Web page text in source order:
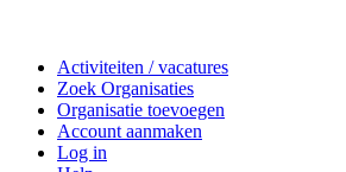
Activiteiten / vacatures
Zoek Organisaties
Organisatie toevoegen
Account aanmaken
Log in